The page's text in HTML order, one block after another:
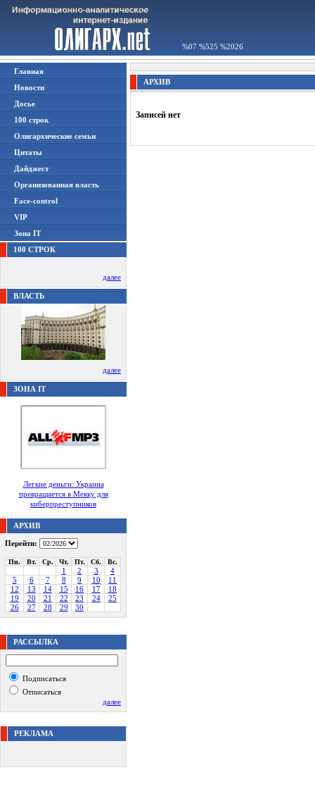
%07 %525 %2026
Главная
Новости
Досье
100 строк
Олигархические семьи
Цитаты
Дайджест
Организованная власть
Face-control
VIP
Зона IT
100 СТРОК
далее
ВЛАСТЬ
далее
ЗОНА IT
Легкие деньги: Украина
превращается в Мекку для
киберпреступников
АРХИВ
Перейти:
Пн. Вт. Ср. Чт. Пт. Сб. Вс.
1 2 3
4
5
6 7 8 9 10
11
12
13 14 15 16 17
18
19
20 21 22 23 24
25
26
27 28 29 30
РАССЫЛКА
Подписаться
Отписаться
далее
РЕКЛАМА
АРХИВ
Записей нет